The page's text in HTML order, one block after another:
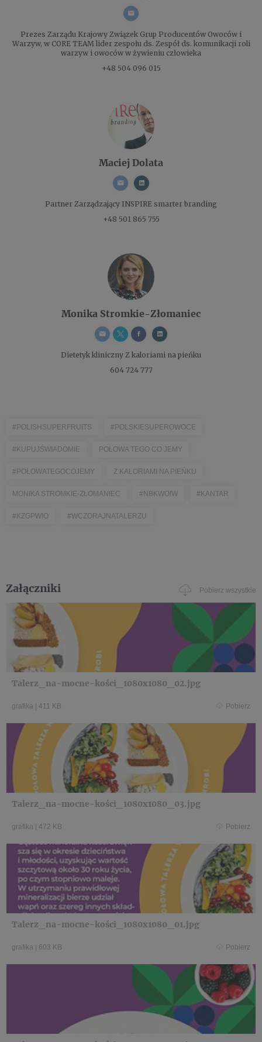
Prezes Zarządu Krajowy Związek Grup Producentów Owoców i
Warzyw, w CORE TEAM lider zespołu ds. Zespół ds. komunikacji roli
warzyw i owoców w żywieniu człowieka
+48 504 096 015
Maciej Dolata
Partner Zarządzający INSPIRE smarter branding
+48 501 865 755
Monika Stromkie-Złomaniec
Dietetyk kliniczny Z kaloriami na pieńku
604 724 777
#POLISHSUPERFRUITS #POLSKIESUPEROWOCE
#KUPUJŚWIADOMIE POŁOWA TEGO CO JEMY
#POŁOWATEGOCOJEMY Z KALORIAMI NA PIEŃKU
MONIKA STROMKIE-ZŁOMANIEC #NBKWOIW #KANTAR
#KZGPWIO #WCZORAJNATALERZU
Załączniki Pobierz wszystkie
Talerz_na-mocne-kości_1080x1080_02.jpg
grafika 411 KB Pobierz
Talerz_na-mocne-kości_1080x1080_03.jpg
grafika 472 KB Pobierz
Talerz_na-mocne-kości_1080x1080_01.jpg
grafika 603 KB Pobierz